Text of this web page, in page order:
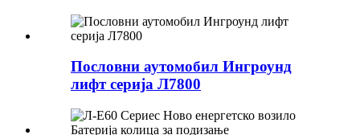
Пословни аутомобил Ингроунд
лифт серија Л7800